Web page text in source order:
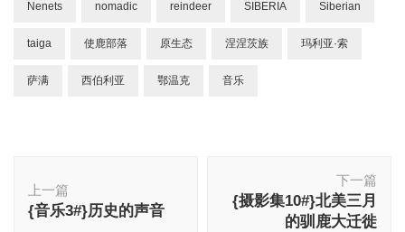
Nenets nomadic reindeer SIBERIA Siberian
taiga 使鹿部落 原生态 涅涅茨族 玛利亚·索
萨满 西伯利亚 鄂温克 音乐
导
上一篇
{音乐3#}历史的声音
下一篇
{摄影集10#}北美三月
的驯鹿大迁徙